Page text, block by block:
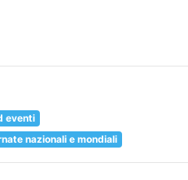
eventi
nazionali e mondiali